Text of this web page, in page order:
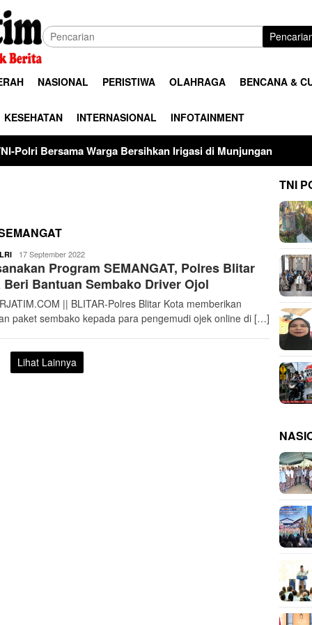
NASIONAL PERISTIWA OLAHRAGA BENCANA &
KESEHATAN INTERNASIONAL INFOTAINMENT
Bersihkan Irigasi di Munjungan Universitas
ardy17 September 2022
Program SEMANGAT, Polres Blitar
Beri Bantuan Sembako Driver Ojol
|| BLITAR-Polres Blitar Kota memberikan
paket sembako kepada para pengemudi ojek online di […]
Lihat Lainnya
TNI